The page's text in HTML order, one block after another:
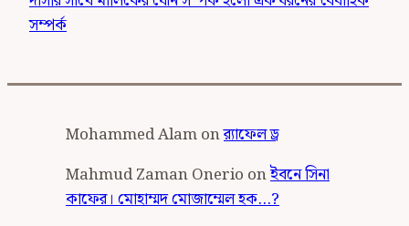
সম্পর্ক
Mohammed Alamonর‍্যাফেল ড্র
Mahmud Zaman Onerio onইবনে সিনা
কাফের। মোহাম্মদ মোজাম্মেল হক…?